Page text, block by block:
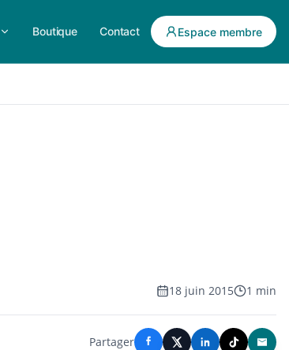
Boutique Contact Espace membre
18 juin 2015 1 min
Partager